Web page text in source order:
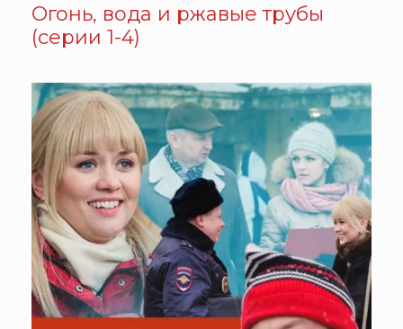
Огонь, вода и ржавые трубы
(серии 1-4)